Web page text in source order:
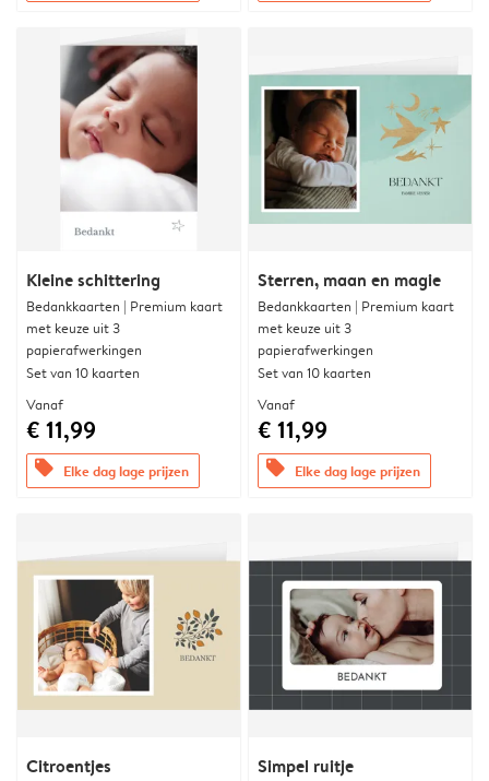
Kleine schittering
Bedankkaarten | Premium kaart
met keuze uit 3
papierafwerkingen
Set van 10 kaarten
Vanaf
€ 11,99
offers Elke dag lage prijzen
Sterren, maan en magie
Bedankkaarten | Premium kaart
met keuze uit 3
papierafwerkingen
Set van 10 kaarten
Vanaf
€ 11,99
offers Elke dag lage prijzen
Citroentjes Simpel ruitje